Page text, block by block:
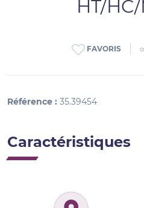
HT/
FAVORIS
Référence : 35.39454
Caractéristiques